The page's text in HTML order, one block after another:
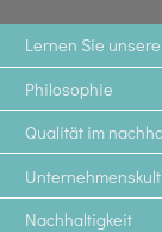
Lernen Sie
Philosophie
Qualität im
Nachhaltigkeit